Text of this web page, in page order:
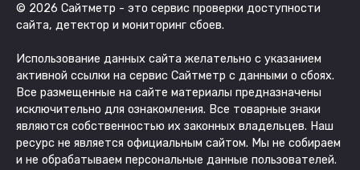
© 2026 Сайтметр - это сервис проверки доступности
сайта, детектор и мониторинг сбоев.
Использование данных сайта желательно с указанием
активной ссылки на сервис Сайтметр с данными о сбоях.
Все размещенные на сайте материалы предназначены
исключительно для ознакомления. Все товарные знаки
являются собственностью их законных владельцев. Наш
ресурс не является официальным сайтом. Мы не собираем
и не обрабатываем персональные данные пользователей.